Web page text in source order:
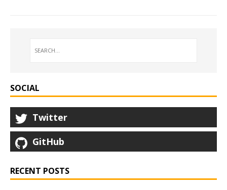
SOCIAL
Twitter
GitHub
RECENT POSTS